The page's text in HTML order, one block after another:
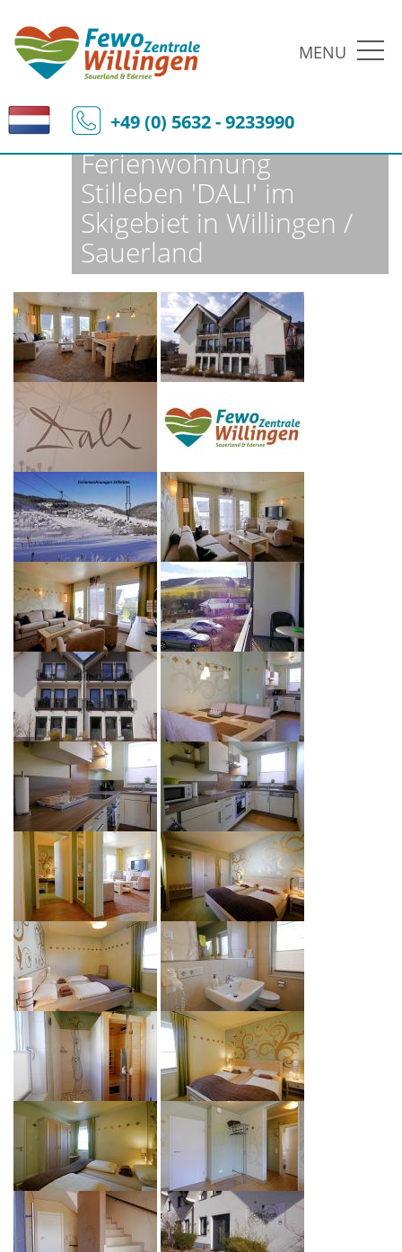
MENU
+49 (0) 5632 - 9233990
Fewo-Zentrale Willingen Ferienobjekte Fewo-Details
Ferienwohnung
Stilleben 'DALI' im
Skigebiet in Willingen /
Sauerland